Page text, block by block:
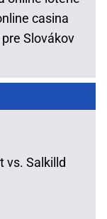
casina
Slovákov
vs. Salkilld